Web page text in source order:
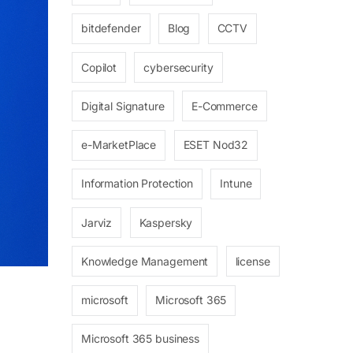
bitdefender Blog CCTV
Copilot cybersecurity
Digital Signature E-Commerce
e-MarketPlace ESET Nod32
Information Protection Intune
Jarviz Kaspersky
Knowledge Management license
microsoft Microsoft 365
Microsoft 365 business